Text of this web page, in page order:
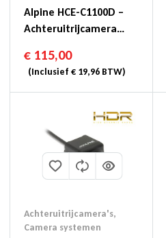
Alpine HCE-C1100D –
Achteruitrijcamera
€ 115,00
(Inclusief € 19,96 BTW)
Achteruitrijcamera's,
Camera systemen